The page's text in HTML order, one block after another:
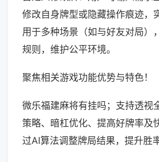
修改自身牌型或隐藏操作痕迹，
用于多种场景（如与好友对局）
规则，维护公平环境。
聚焦相关游戏功能优势与特色！
微乐福建麻将有挂吗；支持透视
策略、暗杠优化、提高好牌率及
过AI算法调整牌局结果，提升胜率